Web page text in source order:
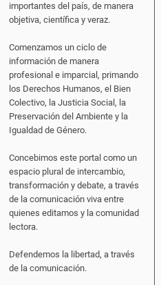
importantes del país, de manera
objetiva, científica y veraz.
Comenzamos un ciclo de
información de manera
profesional e imparcial, primando
los Derechos Humanos, el Bien
Colectivo, la Justicia Social, la
Preservación del Ambiente y la
Igualdad de Género.
Concebimos este portal como un
espacio plural de intercambio,
transformación y debate, a través
de la comunicación viva entre
quienes editamos y la comunidad
lectora.
Defendemos la libertad, a través
de la comunicación.